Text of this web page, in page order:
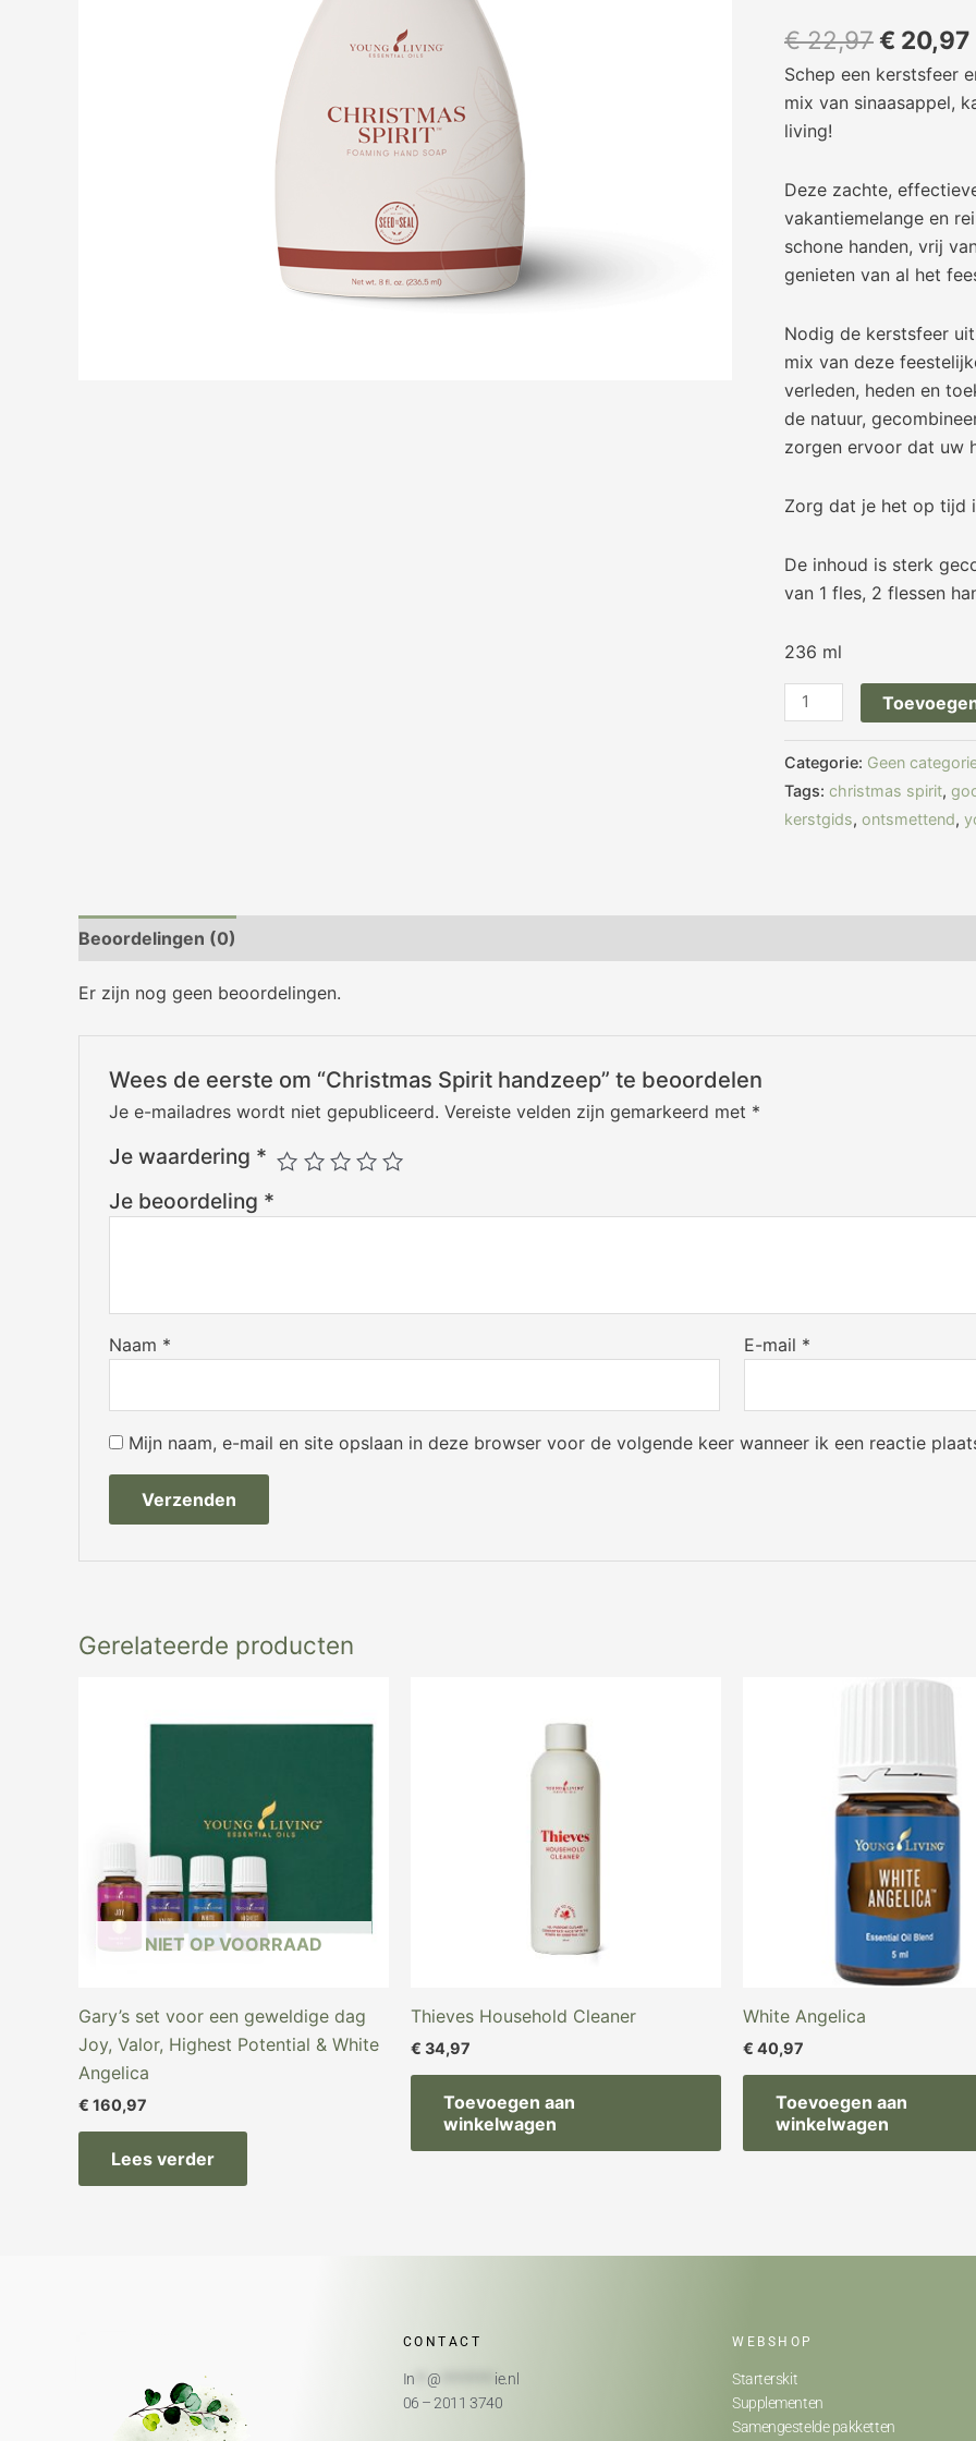
€22,97€ 20,97
Schep een kerstsfeer
mix van sinaasappel,
living!
Deze zachte,
vakantiemelange en
schone handen, vrij
genieten van al het
Nodig de kerstsfeer
mix van deze
verleden, heden en
de natuur,
zorgen ervoor dat uw
Zorg dat je het op tijd
De inhoud is sterk
van 1 fles, 2 flessen
236 ml
Categorie: Geen
Tags: christmas spirit,
kerstgids, ontsmettend,
Beoordelingen (0)
Er zijn nog geen beoordelingen.
Wees de eerste om “Christmas Spirit handzeep” te beoordelen
Je e-mailadres wordt niet gepubliceerd. Vereiste velden zijn gemarkeerd met *
Je waardering *
Je beoordeling *
Naam * E-mail *
Mijn naam, e-mail en site opslaan in deze browser voor de volgende keer wanneer ik een reactie
Gerelateerde producten
NIET OP VOORRAAD
Gary’s set voor een geweldige dag
Joy, Valor, Highest Potential & White
Angelica
€ 160,97
Lees verder
Thieves Household Cleaner
€ 34,97
Toevoegen aan
winkelwagen
White Angelica
€ 40,97
Toevoegen aan
winkelwagen
CONTACT
In @
ie.nl
06 – 2011 3740
WEBSHOP
Starterskit
Supplementen
Samengestelde pakketten